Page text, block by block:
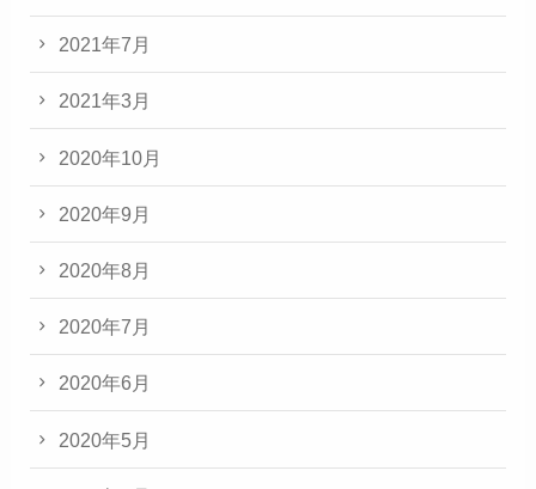
2021年7月
2021年3月
2020年10月
2020年9月
2020年8月
2020年7月
2020年6月
2020年5月